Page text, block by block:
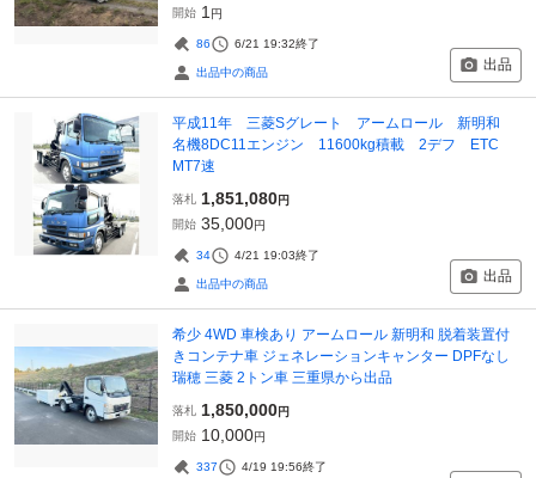
開始 1 円
86 6/21 19:32終了
出品中の商品 出品
平成11年 三菱Sグレート アームロール 新明和
名機8DC11エンジン 11600kg積載 2デフ ETC
MT7速
落札 1,851,080円
開始 35,000円
34 4/21 19:03終了
出品中の商品 出品
希少 4WD 車検あり アームロール 新明和 脱着装置付
きコンテナ車 ジェネレーションキャンター DPFなし
瑞穂 三菱 2トン車 三重県から出品
落札 1,850,000円
開始 10,000円
337 4/19 19:56終了